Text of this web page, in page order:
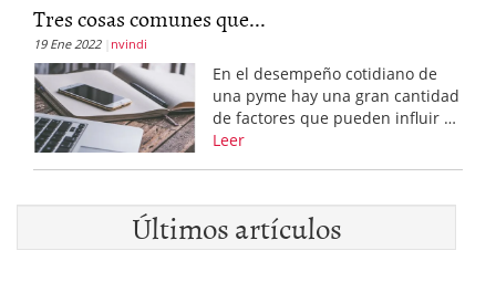
Tres cosas comunes que...
19 Ene 2022 nvindi
En el desempeño cotidiano de
una pyme hay una gran cantidad
de factores que pueden influir …
Leer
Últimos artículos